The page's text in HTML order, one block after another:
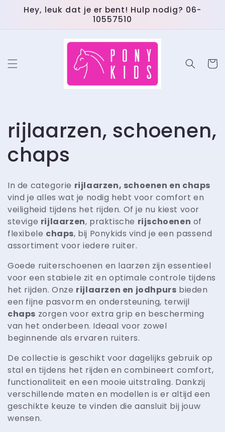
naar de
Hey, leuk dat je er bent! Hulp nodig? 06-
10557510
C
o
l
l
e
c
t
i
e
:
rijlaarzen, schoenen,
chaps
In de categorie rijlaarzen, schoenen en chaps
vind je alles wat je nodig hebt voor comfort en
veiligheid tijdens het rijden. Of je nu kiest voor
stevige rijlaarzen, praktische rijschoenen of
flexibele chaps, bij Ponykids vind je een passend
assortiment voor iedere ruiter.
Goede ruiterschoenen en laarzen zijn essentieel
voor een stabiele zit en optimale controle tijdens
het rijden. Onze rijlaarzen en jodhpurs bieden
een fijne pasvorm en ondersteuning, terwijl
chaps zorgen voor extra grip en bescherming
van het onderbeen. Ideaal voor zowel
beginnende als ervaren ruiters.
De collectie is geschikt voor dagelijks gebruik op
stal en tijdens het rijden en combineert comfort,
functionaliteit en een mooie uitstraling. Dankzij
verschillende maten en modellen is er altijd een
geschikte keuze te vinden die aansluit bij jouw
wensen.